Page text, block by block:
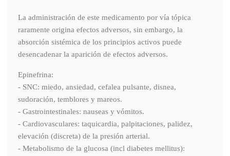
La administración de este medicamento por vía tópica
raramente origina efectos adversos, sin embargo, la
absorción sistémica de los principios activos puede
desencadenar la aparición de efectos adversos.
Epinefrina:
- SNC: miedo, ansiedad, cefalea pulsante, disnea,
sudoración, temblores y mareos.
- Gastrointestinales: nauseas y vómitos.
- Cardiovasculares: taquicardia, palpitaciones, palidez,
elevación (discreta) de la presión arterial.
- Metabolismo de la glucosa (incl diabetes mellitus):